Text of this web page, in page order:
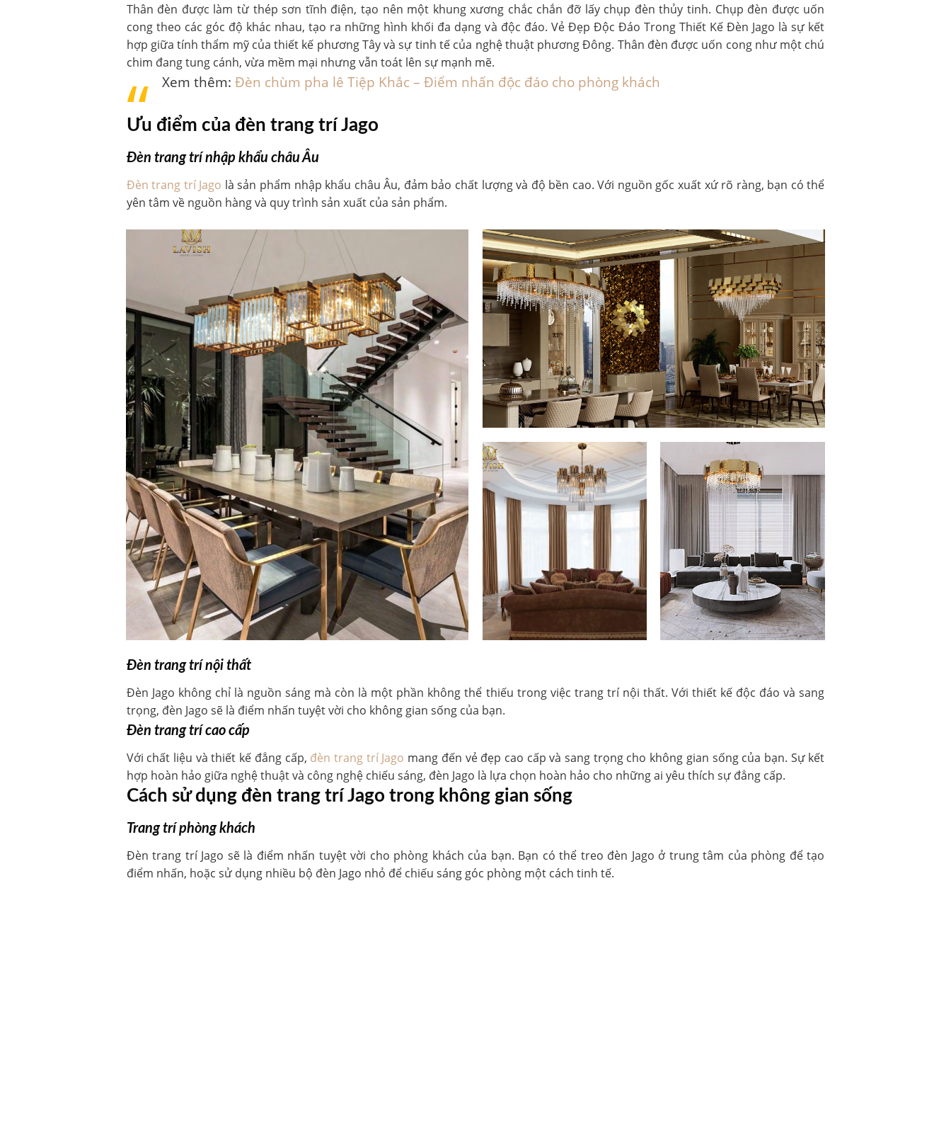
Thân đèn được làm từ thép sơn tĩnh điện, tạo nên một khung xương chắc chắn đỡ lấy chụp đèn thủy tinh. Chụp đèn được uốn
cong theo các góc độ khác nhau, tạo ra những hình khối đa dạng và độc đáo. Vẻ Đẹp Độc Đáo Trong Thiết Kế Đèn Jago là sự kết
hợp giữa tính thẩm mỹ của thiết kế phương Tây và sự tinh tế của nghệ thuật phương Đông. Thân đèn được uốn cong như một chú
chim đang tung cánh, vừa mềm mại nhưng vẫn toát lên sự mạnh mẽ.
Xem thêm: Đèn chùm pha lê Tiệp Khắc – Điểm nhấn độc đáo cho phòng khách
Ưu điểm của đèn trang trí Jago
Đèn trang trí nhập khẩu châu Âu
Đèn trang trí Jago là sản phẩm nhập khẩu châu Âu, đảm bảo chất lượng và độ bền cao. Với nguồn gốc xuất xứ rõ ràng, bạn có thể
yên tâm về nguồn hàng và quy trình sản xuất của sản phẩm.
Đèn trang trí nội thất
Đèn Jago không chỉ là nguồn sáng mà còn là một phần không thể thiếu trong việc trang trí nội thất. Với thiết kế độc đáo và sang
trọng, đèn Jago sẽ là điểm nhấn tuyệt vời cho không gian sống của bạn.
Đèn trang trí cao cấp
Với chất liệu và thiết kế đẳng cấp, đèn trang trí Jago mang đến vẻ đẹp cao cấp và sang trọng cho không gian sống của bạn. Sự kết
hợp hoàn hảo giữa nghệ thuật và công nghệ chiếu sáng, đèn Jago là lựa chọn hoàn hảo cho những ai yêu thích sự đẳng cấp.
Cách sử dụng đèn trang trí Jago trong không gian sống
Trang trí phòng khách
Đèn trang trí Jago sẽ là điểm nhấn tuyệt vời cho phòng khách của bạn. Bạn có thể treo đèn Jago ở trung tâm của phòng để tạo
điểm nhấn, hoặc sử dụng nhiều bộ đèn Jago nhỏ để chiếu sáng góc phòng một cách tinh tế.